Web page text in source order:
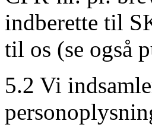
indberette til
til os (se også
5.2 Vi